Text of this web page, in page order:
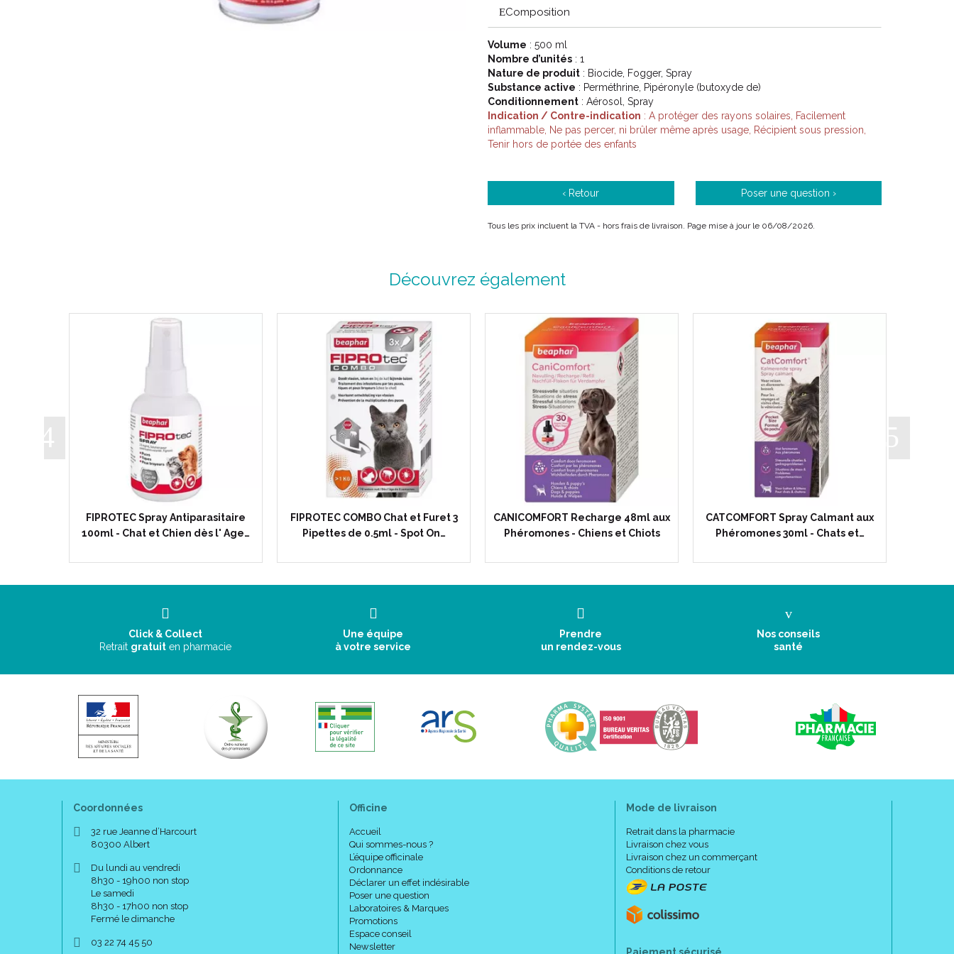
professionnels et de consommateurs. Nous voulons que chaque animal et sa famille
C' est la motivation de nos employés (dont 90% sont propriétaires d' animaux de
compagnie) qui cherchent à développer de nouveaux produits et à améliorer ceux
existants.
Code ACL : 8071420
Composition
Volume : 500 ml
Nombre d’unités : 1
Nature de produit : Biocide, Fogger, Spray
Substance active : Perméthrine, Pipéronyle (butoxyde de)
Conditionnement : Aérosol, Spray
Indication / Contre-indication : A protéger des rayons solaires, Facilement
inflammable, Ne pas percer, ni brûler même après usage, Récipient sous pression,
Tenir hors de portée des enfants
‹ Retour Poser une question ›
Tous les prix incluent la TVA - hors frais de livraison. Page mise à jour le 06/08/2026.
Découvrez également
FIPROTEC Spray Antiparasitaire
100ml - Chat et Chien dès l' Age…
FIPROTEC COMBO Chat et Furet 3
Pipettes de 0.5ml - Spot On…
CANICOMFORT Recharge 48ml aux
Phéromones - Chiens et Chiots
CATCOMFORT Spray Calmant aux
Phéromones 30ml - Chats et…
Click & Collect
Retrait gratuit en pharmacie
Une équipe
à votre service
Prendre
un rendez-vous
Nos conseils
santé
Coordonnées
32 rue Jeanne d’Harcourt
80300 Albert
Du lundi au vendredi
8h30 - 19h00 non stop
Le samedi
8h30 - 17h00 non stop
Fermé le dimanche
03 22 74 45 50
Officine
Accueil
Qui sommes-nous ?
L’équipe officinale
Ordonnance
Déclarer un effet indésirable
Poser une question
Laboratoires & Marques
Promotions
Espace conseil
Newsletter
Mode de livraison
Retrait dans la pharmacie
Livraison chez vous
Livraison chez un commerçant
Conditions de retour